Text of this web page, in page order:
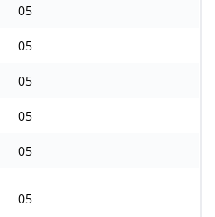
05
05
05
05
05
05